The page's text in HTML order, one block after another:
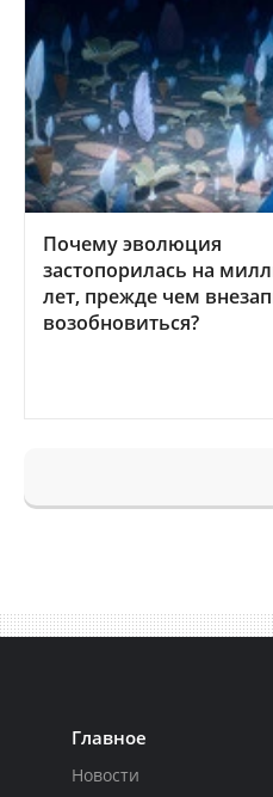
Почему эволюция
застопорилась на
лет, прежде чем
возобновиться?
Главное
Новости